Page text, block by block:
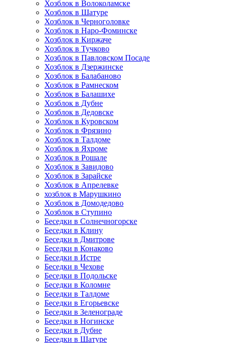
Хозблок в Волоколамске
Хозблок в Шатуре
Хозблок в Черноголовке
Хозблок в Наро-Фоминске
Хозблок в Киржаче
Хозблок в Тучково
Хозблок в Павловском Посаде
Хозблок в Дзержинске
Хозблок в Балабаново
Хозблок в Рамнеском
Хозблок в Балашихе
Хозблок в Дубне
Хозблок в Дедовске
Хозблок в Куровском
Хозблок в Фрязино
Хозблок в Талдоме
Хозблок в Яхроме
Хозблок в Рошале
Хозблок в Завидово
Хозблок в Зарайске
Хозблок в Апрелевке
хозблок в Марушкино
Хозблок в Домодедово
Хозблок в Ступино
Беседки в Солнечногорске
Беседки в Клину
Беседки в Дмитрове
Беседки в Конаково
Беседки в Истре
Беседки в Чехове
Беседки в Подольске
Беседки в Коломне
Беседки в Талдоме
Беседки в Егорьевске
Беседки в Зеленограде
Беседки в Ногинске
Беседки в Дубне
Беседки в Шатуре